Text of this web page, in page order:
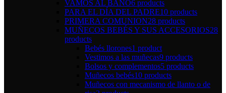
VAMOS AL BAÑO6 products
PARA EL DÍA DEL PADRE10 products
PRIMERA COMUNION28 products
MUÑECOS BEBÉS Y SUS ACCESORIOS28
products
Bebés llorones1 product
Vestimos a las muñecas9 products
Bolsos y complementos5 products
Muñecos bebés10 products
Muñecos con mecanismo de llanto o de